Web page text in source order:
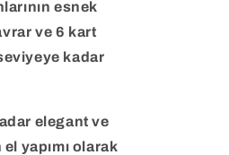
esnek
ve 6 kart
kadar
elegant ve
yapımı olarak